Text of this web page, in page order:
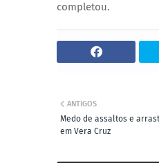
completou.
ANTIGOS
Medo de assaltos e
em Vera Cruz